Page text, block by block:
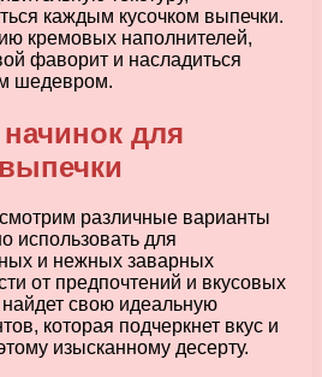
каждым кусочком выпечки.
кремовых наполнителей,
фаворит и насладиться
шедевром.
для
различные варианты
использовать для
и нежных заварных
от предпочтений и вкусовых
свою идеальную
которая подчеркнет вкус и
изысканному десерту.